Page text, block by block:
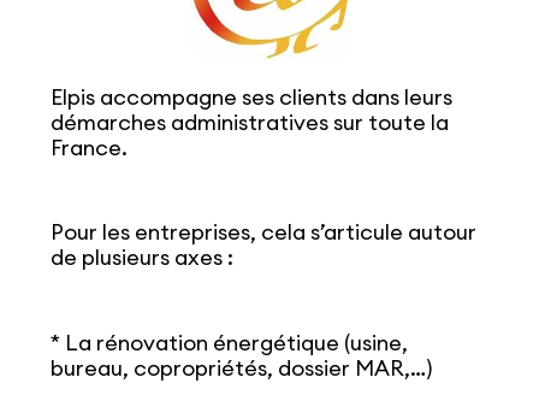
Elpis accompagne ses clients dans leurs
démarches administratives sur toute la
France.
Pour les entreprises, cela s’articule autour
de plusieurs axes :
* La rénovation énergétique (usine,
bureau, copropriétés, dossier MAR,…)